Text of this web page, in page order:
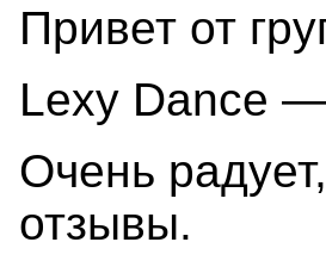
Привет от
Lexy Dance
Очень
отзывы.